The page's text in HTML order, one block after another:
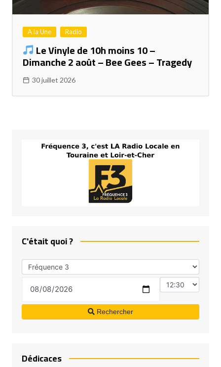
A la Une Radio
Le Vinyle de 10h moins 10 –
Dimanche 2 août – Bee Gees – Tragedy
30 juillet 2026
C'était quoi ?
Rechercher
Dédicaces